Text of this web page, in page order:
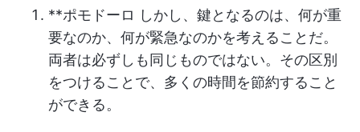
**ポモドーロ しかし、鍵となるのは、何が重
要なのか、何が緊急なのかを考えることだ。
両者は必ずしも同じものではない。その区別
をつけることで、多くの時間を節約すること
ができる。